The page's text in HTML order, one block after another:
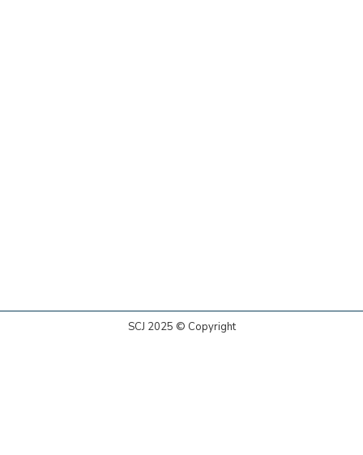
SCJ 2025 © Copyright